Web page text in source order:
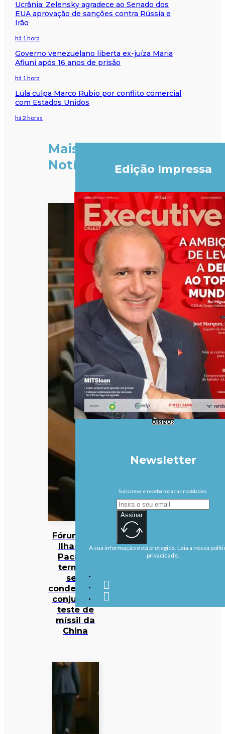
Ucrânia: Zelensky agradece ao Senado dos
EUA aprovação de sanções contra Rússia e
Irão
há 1 hora
Governo venezuelano liberta ex-juíza Maria
Afiuni após 16 anos de prisão
há 1 hora
Lula culpa Marco Rubio por conflito comercial
com Estados Unidos
há 2 horas
Mais
Notícias
Fórum das
Ilhas do
Pacífico
termina
sem
condenação
conjunta a
teste de
míssil da
China
Edição Impressa
ASSINAR
Newsletter
Subscreva e receba todas as novidades.
Assinar
A sua informação está protegida. Leia a nossa
privacidade.